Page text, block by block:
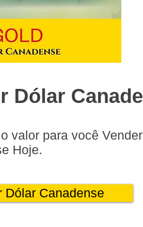
Dólar
valor para você
Hoje.
Dólar Canadense